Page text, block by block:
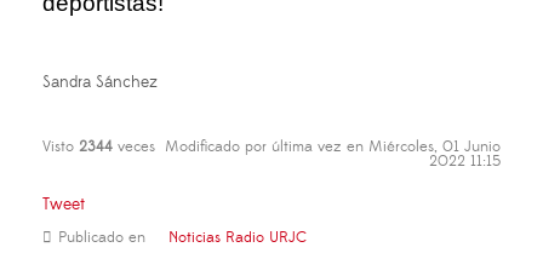
Sandra Sánchez
Visto 2344 veces Modificado por última vez en Miércoles, 01 Junio
2022 11:15
Tweet
Publicado en Noticias Radio URJC